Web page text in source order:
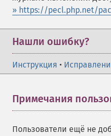
» https://pecl.php.net/
Нашли ошибку?
Инструкция •
Примечания
Пользователи ещё не